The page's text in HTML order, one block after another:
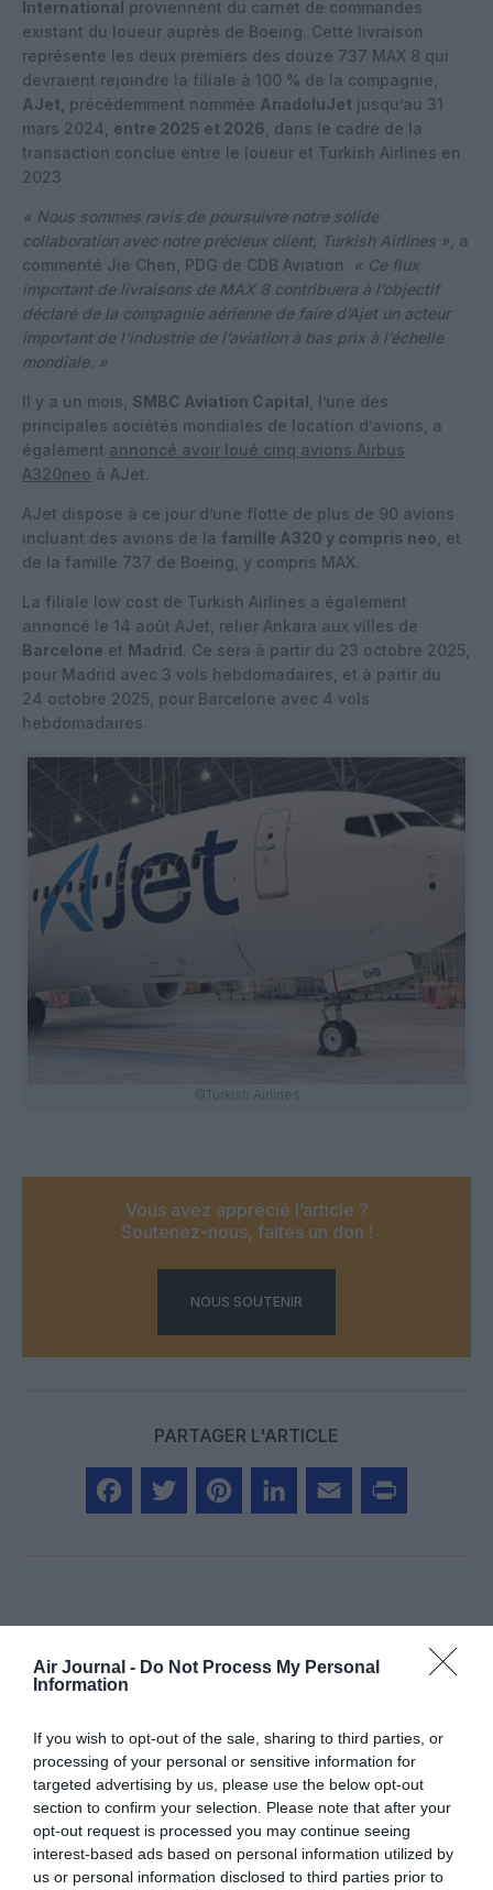
Air Journal - Do Not Process My Personal
Information
If you wish to opt-out of the sale, sharing to third parties, or
processing of your personal or sensitive information for
targeted advertising by us, please use the below opt-out
section to confirm your selection. Please note that after your
opt-out request is processed you may continue seeing
interest-based ads based on personal information utilized by
us or personal information disclosed to third parties prior to
International proviennent du carnet de commandes
existant du loueur auprès de Boeing. Cette livraison
représente les deux premiers des douze 737 MAX 8 qui
devraient rejoindre la filiale à 100 % de la compagnie,
AJet, précédemment nommée AnadoluJet jusqu’au 31
mars 2024, entre 2025 et 2026 , dans le cadre de la
transaction conclue entre le loueur et Turkish Airlines en
2023.
« Nous sommes ravis de poursuivre notre solide
collaboration avec notre précieux client, Turkish Airlines », a
commenté Jie Chen, PDG de CDB Aviation. « Ce flux
important de livraisons de MAX 8 contribuera à l’objectif
déclaré de la compagnie aérienne de faire d’Ajet un acteur
important de l’industrie de l’aviation à bas prix à l’échelle
mondiale. »
Il y a un mois, SMBC Aviation Capital , l’une des
principales sociétés mondiales de location d’avions, a
également annoncé avoir loué cinq avions Airbus
A320neo à AJet.
AJet dispose à ce jour d’une flotte de plus de 90 avions
incluant des avions de la famille A320 y compris neo , et
de la famille 737 de Boeing, y compris MAX.
La filiale low cost de Turkish Airlines a également
annoncé le 14 août AJet, relier Ankara aux villes de
Barcelone et Madrid. Ce sera à partir du 23 octobre 2025,
pour Madrid avec 3 vols hebdomadaires, et à partir du
24 octobre 2025, pour Barcelone avec 4 vols
hebdomadaires.
©Turkish Airlines
Vous avez apprécié l’article ?
Soutenez-nous, faites un don !
NOUS SOUTENIR
PARTAGER L'ARTICLE
FAIRE UN DON
Appel aux lecteurs !
Soutenez Air Journal participezà son